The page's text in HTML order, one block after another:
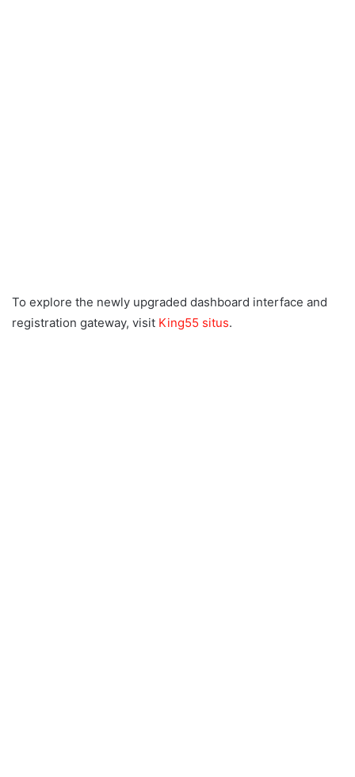
To explore the newly upgraded dashboard interface and
registration gateway, visit King55 situs.